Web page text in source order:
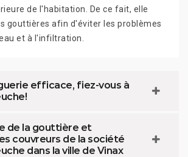
de l'habitation. De ce fait, elle
gouttières afin d'éviter les problèmes
et à l'infiltration.
efficace, fiez-vous à
de la gouttière et
couvreurs de la société
dans la ville de Vinax